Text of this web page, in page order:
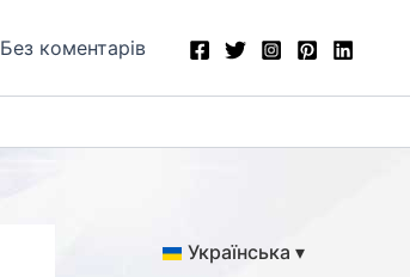
Без коментарів
Українська ▾